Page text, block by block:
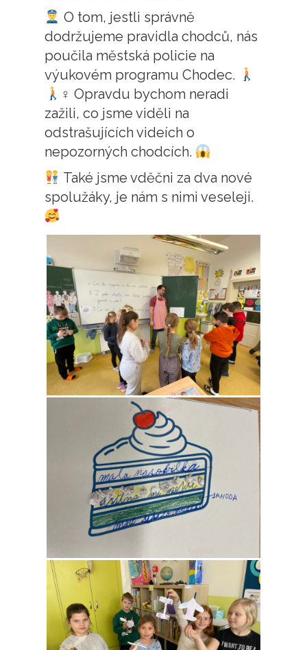
O tom, jestli správně
dodržujeme pravidla chodců, nás
poučila městská policie na
výukovém programu Chodec.
‍♀ Opravdu bychom neradi
zažili, co jsme viděli na
odstrašujících videích o
nepozorných chodcích.
Také jsme vděčni za dva nové
spolužáky, je nám s nimi veseleji.